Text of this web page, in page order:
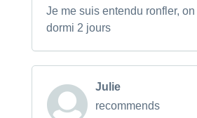
Je me suis entendu ronfler,
dormi 2 jours
Julie
recommends